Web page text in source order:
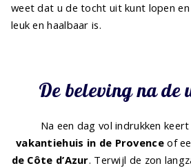
weet dat u de tocht uit kunt lopen
leuk en haalbaar is.
De beleving na de
Na een dag vol indrukken
vakantiehuis in de Provenceof
de Côte d’Azur. Terwijl de zon